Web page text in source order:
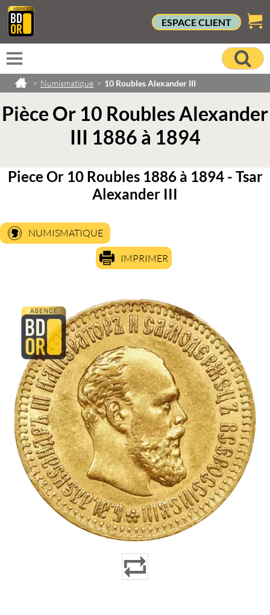
ESPACE CLIENT
> Numismatique > 10 Roubles Alexander III
Pièce Or 10 Roubles Alexander
III 1886 à 1894
Piece Or 10 Roubles 1886 à 1894 - Tsar
Alexander III
NUMISMATIQUE
IMPRIMER